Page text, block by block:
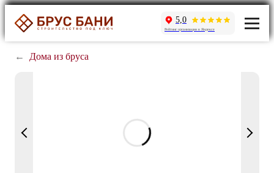
5,0
Рейтинг организации в Яндексе
← Дома из бруса